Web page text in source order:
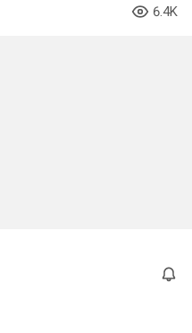
6.4K